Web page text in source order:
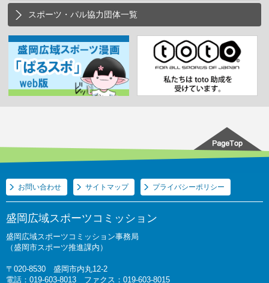
スポーツ・パル協力団体一覧
お問い合わせ サイトマップ プライバシーポリシー
盛岡広域スポーツコミッション
盛岡広域スポーツコミッション事務局
（盛岡市スポーツ推進課内）
〒020-8530 盛岡市内丸12-2
電話：019-603-8013 ファクス：019-603-8015